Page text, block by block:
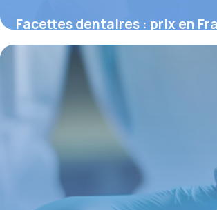
Facettes dentaires : prix en
conseils pour un sourire